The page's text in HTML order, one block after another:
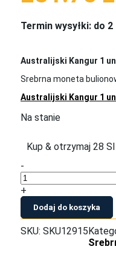
Termin wysyłki: do
Australijski Kangur 1
Srebrna moneta
Australijski Kangur 1
Na stanie
Kup & otrzymaj 28
-
+
Dodaj do koszyka
SKU: SKU12915